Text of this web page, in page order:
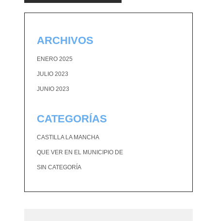
ARCHIVOS
ENERO 2025
JULIO 2023
JUNIO 2023
CATEGORÍAS
CASTILLA LA MANCHA
QUE VER EN EL MUNICIPIO DE
SIN CATEGORÍA